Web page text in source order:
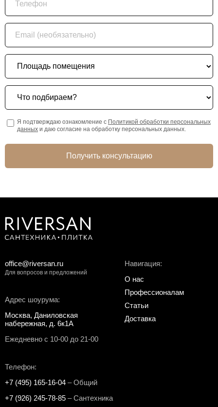
Email (необязательно)
Площадь помещения
Что подбираем?
Я подтверждаю ознакомление с Политикой обработки персональных
данных и даю согласие на обработку персональных данных.
Получить консультацию
Адрес шоурума:
Москва, Даниловская
набережная, д. 6к1А
Ежедневно с 10-00 до 21-00
Телефон:
+7 (495) 165-16-04 – Общий
+7 (926) 245-78-85 – Сантехника
Навигация:
О нас
Профессионалам
Статьи
Доставка
office@riversan.ru
Для вопросов и предложений